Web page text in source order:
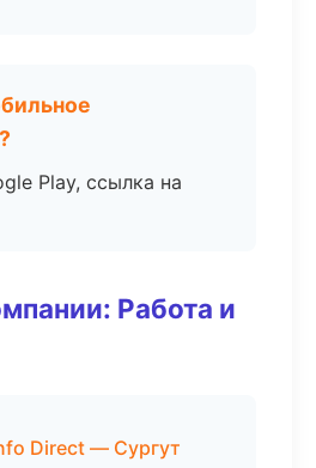
Play, ссылка на
Работа и
Direct — Сургут